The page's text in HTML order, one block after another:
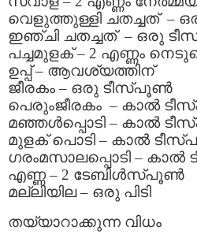
വെളുത്തുള്ളി ചതച്ചത് –
ഇഞ്ചി ചതച്ചത് – ഒരു
പച്ചമുളക് – 2 എണ്ണം
ഉപ്പ് – ആവശ്യത്തിന്
ജീരകം – ഒരു ടീസ്പൂണ്‍
പെരുംജീരകം – കാല്‍
മഞ്ഞള്‍പ്പൊടി – കാല്‍
മുളക് പൊടി – കാല്‍
ഗരംമസാലപ്പൊടി –
എണ്ണ – 2 ടേബിള്‍സ്പൂണ്‍
മല്ലിയില – ഒരു പിടി
തയ്യാറാക്കുന്ന വിധം